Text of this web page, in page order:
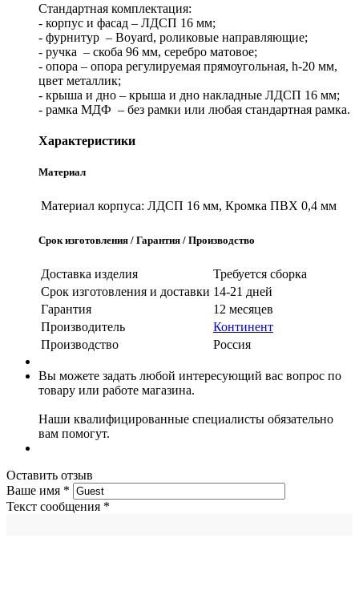
Стандартная комплектация:
- корпус и фасад – ЛДСП 16 мм;
- фурнитур – Boyard, роликовые направляющие;
- ручка – скоба 96 мм, серебро матовое;
- опора – опора регулируемая прямоугольная, h-20 мм,
цвет металлик;
- крыша и дно – крыша и дно накладные ЛДСП 16 мм;
- рамка МДФ – без рамки или любая стандартная рамка.
Характеристики
Материал
Материал корпуса: ЛДСП 16 мм, Кромка ПВХ 0,4 мм
Срок изготовления / Гарантия / Производство
Доставка изделия
Требуется сборка
Срок изготовления и доставки 14-21 дней
Гарантия
12 месяцев
Производитель
Континент
Производство
Россия
Вы можете задать любой интересующий вас вопрос по
товару или работе магазина.
Наши квалифицированные специалисты обязательно
вам помогут.
Оставить отзыв
Ваше имя *
Текст сообщения *